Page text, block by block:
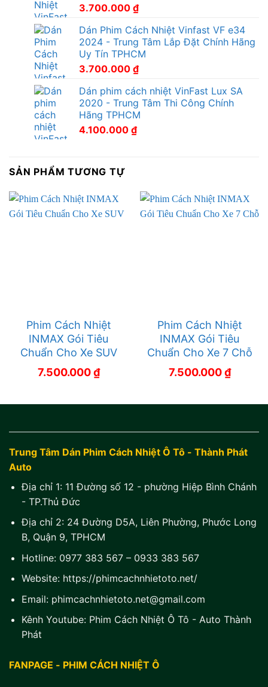
3.700.000 ₫
Dán Phim Cách Nhiệt Vinfast VF e34
2024 - Trung Tâm Lắp Đặt Chính Hãng
Uy Tín TPHCM
3.700.000 ₫
Dán phim cách nhiệt VinFast Lux SA
2020 - Trung Tâm Thi Công Chính
Hãng TPHCM
4.100.000 ₫
SẢN PHẨM TƯƠNG TỰ
Phim Cách Nhiệt
INMAX Gói Tiêu
Chuẩn Cho Xe SUV
7.500.000₫
Phim Cách Nhiệt
INMAX Gói Tiêu
Chuẩn Cho Xe 7 Chỗ
7.500.000₫
Trung Tâm Dán Phim Cách Nhiệt Ô Tô - Thành Phát
Auto
Địa chỉ 1: 11 Đường số 12 - phường Hiệp Bình Chánh
- TP.Thủ Đức
Địa chỉ 2: 24 Đường D5A, Liên Phường, Phước Long
B, Quận 9, TPHCM
Hotline: 0977 383 567– 0933 383 567
Website: https://phimcachnhietoto.net/
Email: phimcachnhietoto.net@gmail.com
Kênh Youtube: Phim Cách Nhiệt Ô Tô - Auto Thành
Phát
FANPAGE - PHIM CÁCH NHIỆT Ô